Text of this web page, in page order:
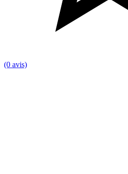
(0 avis)